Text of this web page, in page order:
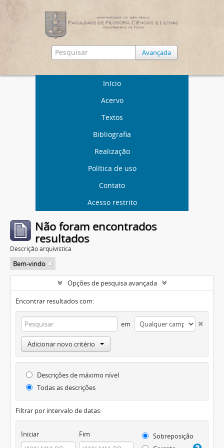
Avançada
Início
Acervo
Textos
Bibliografia
Realização
Política de uso
Contato
Acesso restrito
Não foram encontrados
resultados
Descrição arquivística
Bem-vindo
Opções de pesquisa avançada
Encontrar resultados com:
em
Adicionar novo critério
Descrições de máximo nível
Todas as descrições
Filtrar por intervalo de datas:
Iniciar Fim
Sobreposição